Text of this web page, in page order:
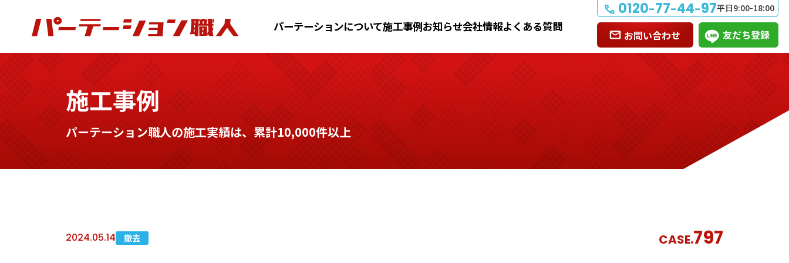
0120-77-44-97平日9:00-18:00
お問い合わせ 友だち登録
パーテーションについて施工事例お知らせ会社情報よくある質問
施工事例
パーテーション職人の施工実績は、累計10,000件以上
2024.05.14 撤去 CASE.797